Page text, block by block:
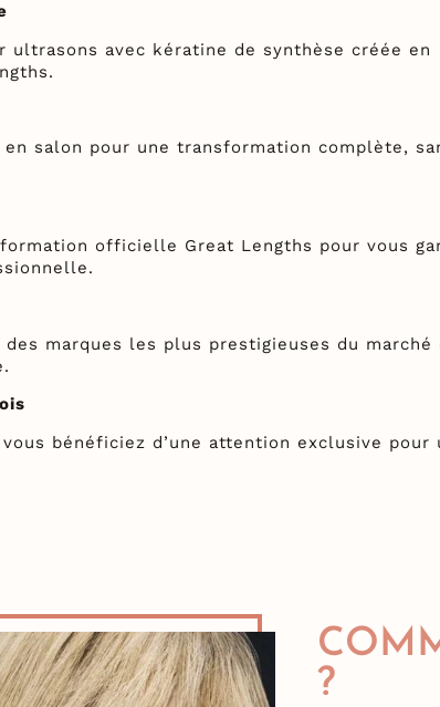
ultrasons avec kératine de synthèse créée en
salon pour une transformation complète,
officielle Great Lengths pour vous
des marques les plus prestigieuses du marché
bénéficiez d’une attention exclusive pour
?